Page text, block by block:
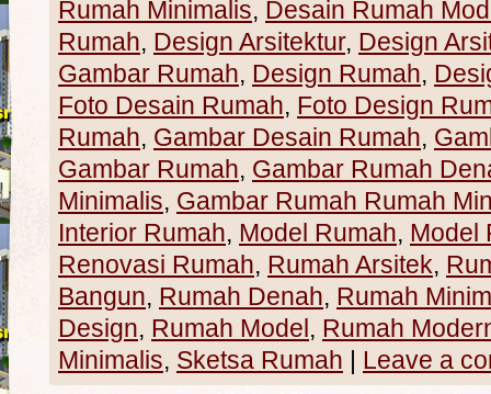
Rumah Minimalis, Desain Rumah
Rumah, Design Arsitektur, Design
Gambar Rumah, Design Rumah,
Foto Desain Rumah, Foto Design
Rumah, Gambar Desain Rumah,
Gambar Rumah, Gambar Rumah
Minimalis, Gambar Rumah Rumah
Interior Rumah, Model Rumah, Model
Renovasi Rumah, Rumah Arsitek,
Bangun, Rumah Denah, Rumah
Design, Rumah Model, Rumah
Minimalis, Sketsa Rumah | Leave a